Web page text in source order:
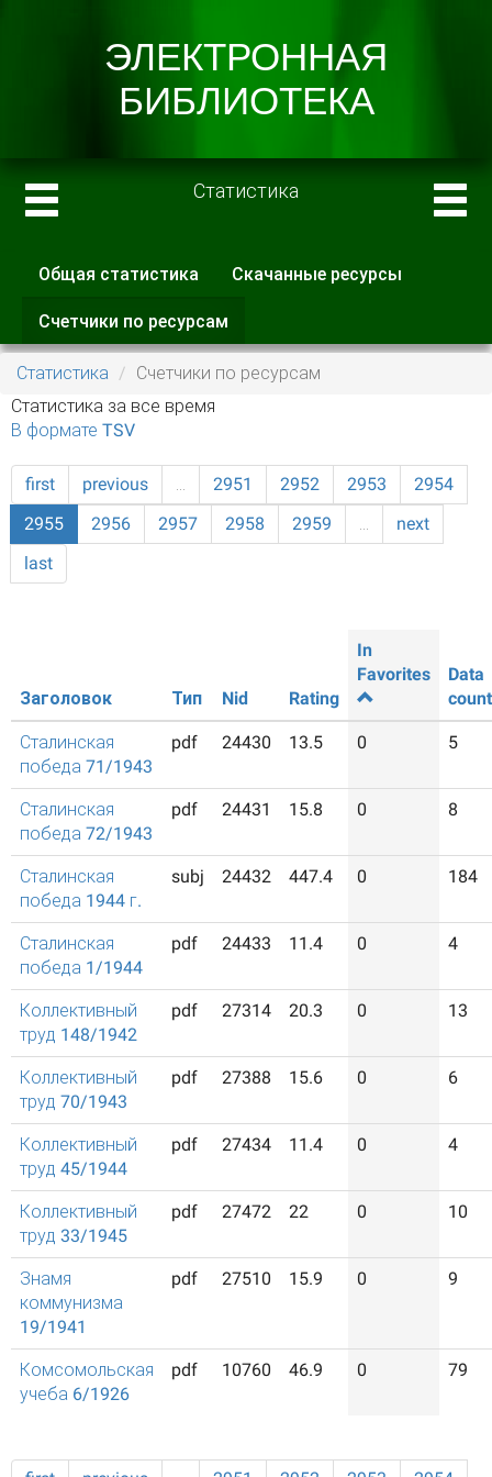
Статистика
Главные вкладки
Общая статистика Скачанные ресурсы
Счетчики по ресурсам
вкладка)
Статистика
Счетчики по ресурсам
Статистика за все время
В формате TSV
first previous … 2951 2952 2953
2954
2955
2956 2957 2958 2959 …
next
last
Заголовок Тип Nid Rating
In
Favorites
Data
Сталинская
победа 71/1943
pdf 24430 13.5 0 5
Сталинская
победа 72/1943
pdf 24431 15.8 0 8
Сталинская
победа 1944 г.
subj 24432 447.4 0 184
Сталинская
победа 1/1944
pdf 24433 11.4 0 4
Коллективный
труд 148/1942
pdf 27314 20.3 0 13
Коллективный
труд 70/1943
pdf 27388 15.6 0 6
Коллективный
труд 45/1944
pdf 27434 11.4 0 4
Коллективный
труд 33/1945
pdf 27472 22 0 10
Знамя
коммунизма
19/1941
pdf 27510 15.9 0 9
Комсомольская
учеба 6/1926
pdf 10760 46.9 0 79